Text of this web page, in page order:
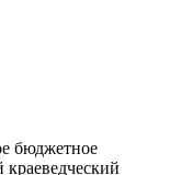
бюджетное